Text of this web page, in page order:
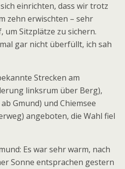
einrichten, dass wir trotz
zehn erwischten – sehr
um Sitzplätze zu sichern.
gar nicht überfüllt, ich sah
Strecken am
linksrum über Berg),
Gmund) und Chiemsee
angeboten, die Wahl fiel
Es war sehr warm, nach
Sonne entsprachen gestern